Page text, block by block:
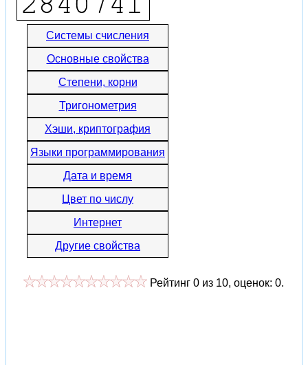
Системы счисления
Основные свойства
Степени, корни
Тригонометрия
Хэши, криптография
Языки программирования
Дата и время
Цвет по числу
Интернет
Другие свойства
Рейтинг 0 из 10, оценок: 0.